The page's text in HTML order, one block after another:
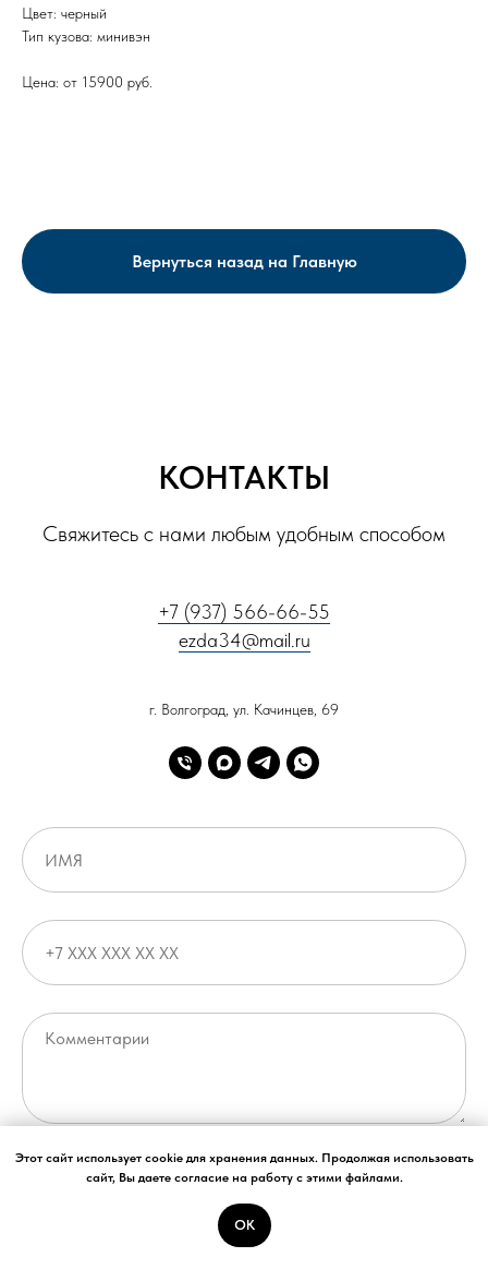
Этот сайт использует cookie для хранения данных. Продолжая использовать
сайт, Вы даете согласие на работу с этими файлами.
ОК
Цвет: черный
Тип кузова: минивэн
Цена: от 15900 руб.
Вернуться назад на Главную
КОНТАКТЫ
Свяжитесь с нами любым удобным способом
+7 (937) 566-66-55
ezda34@mail.ru
г. Волгоград, ул. Качинцев, 69
Я согласен с условиямиполитики конфиденциальности
ОТПРАВИТЬ